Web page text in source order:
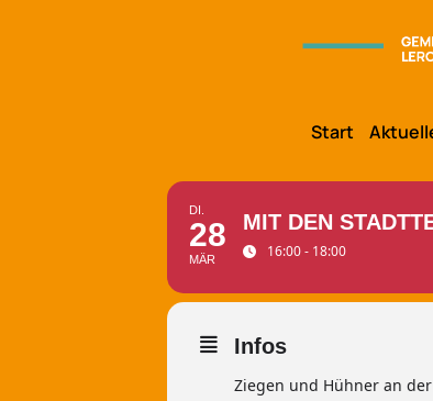
Start
DI.
28
MÄR
MIT DEN
16:00 - 18:00
Infos
Ziegen und Hühner an